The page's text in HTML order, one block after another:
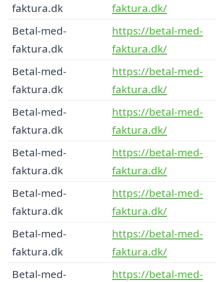
faktura.dk
faktura.dk/
Betal-med-
faktura.dk
https://betal-med-
faktura.dk/
Betal-med-
faktura.dk
https://betal-med-
faktura.dk/
Betal-med-
faktura.dk
https://betal-med-
faktura.dk/
Betal-med-
faktura.dk
https://betal-med-
faktura.dk/
Betal-med-
faktura.dk
https://betal-med-
faktura.dk/
Betal-med-
faktura.dk
https://betal-med-
faktura.dk/
Betal-med-
https://betal-med-